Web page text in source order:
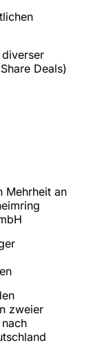
Deals)
Forward
von
Woolworth,
Tankstellen
von
eines
Mehrheit an
zweier